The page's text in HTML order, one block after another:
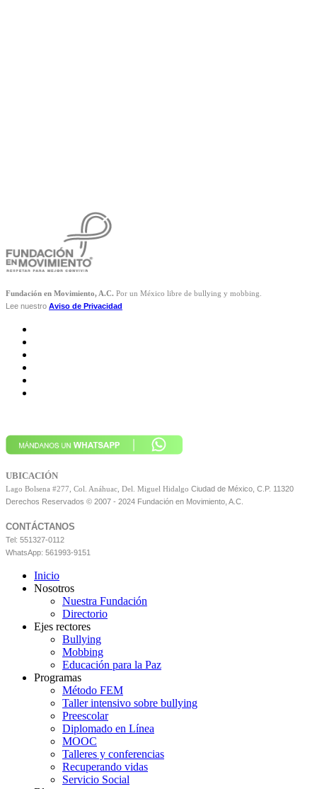
Fundación en Movimiento, A.C. Por un México libre de bullying y mobbing.
Lee nuestro Aviso de Privacidad
UBICACIÓN
Lago Bolsena #277, Col. Anáhuac, Del. Miguel Hidalgo Ciudad de México, C.P. 11320
Derechos Reservados © 2007 - 2024 Fundación en Movimiento, A.C.
CONTÁCTANOS
Tel: 551327-0112
WhatsApp: 561993-9151
Inicio
Nosotros
Nuestra Fundación
Directorio
Ejes rectores
Bullying
Mobbing
Educación para la Paz
Programas
Método FEM
Taller intensivo sobre bullying
Preescolar
Diplomado en Línea
MOOC
Talleres y conferencias
Recuperando vidas
Servicio Social